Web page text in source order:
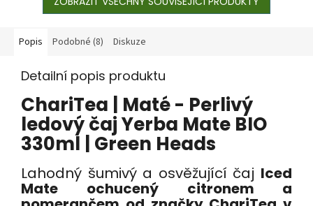
Popis Podobné (8) Diskuze
Detailní popis produktu
ChariTea | Maté - Perlivý
ledový čaj Yerba Mate BIO
330ml | Green Heads
Lahodný šumivý a osvěžující čaj Iced
Mate ochucený citronem a